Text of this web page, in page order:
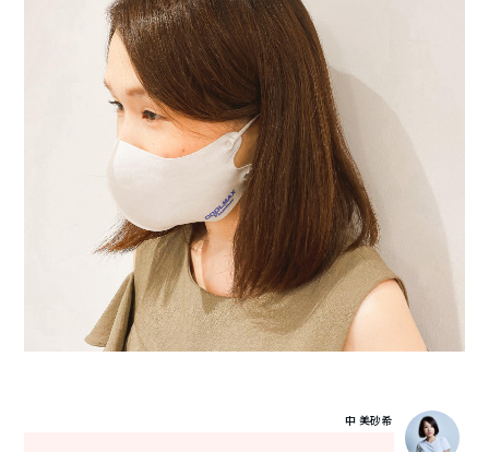
中 美砂希